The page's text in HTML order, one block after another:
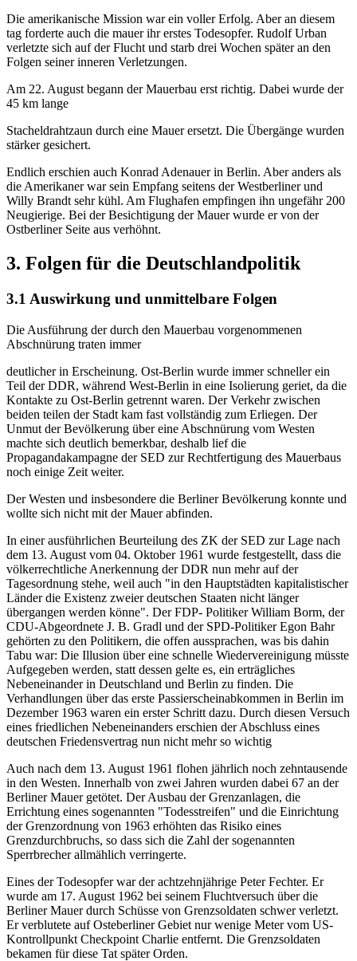
Die amerikanische Mission war ein voller Erfolg. Aber an diesem
tag forderte auch die mauer ihr erstes Todesopfer. Rudolf Urban
verletzte sich auf der Flucht und starb drei Wochen später an den
Folgen seiner inneren Verletzungen.
Am 22. August begann der Mauerbau erst richtig. Dabei wurde der
45 km lange
Stacheldrahtzaun durch eine Mauer ersetzt. Die Übergänge wurden
stärker gesichert.
Endlich erschien auch Konrad Adenauer in Berlin. Aber anders als
die Amerikaner war sein Empfang seitens der Westberliner und
Willy Brandt sehr kühl. Am Flughafen empfingen ihn ungefähr 200
Neugierige. Bei der Besichtigung der Mauer wurde er von der
Ostberliner Seite aus verhöhnt.
3. Folgen für die Deutschlandpolitik
3.1 Auswirkung und unmittelbare Folgen
Die Ausführung der durch den Mauerbau vorgenommenen
Abschnürung traten immer
deutlicher in Erscheinung. Ost-Berlin wurde immer schneller ein
Teil der DDR, während West-Berlin in eine Isolierung geriet, da die
Kontakte zu Ost-Berlin getrennt waren. Der Verkehr zwischen
beiden teilen der Stadt kam fast vollständig zum Erliegen. Der
Unmut der Bevölkerung über eine Abschnürung vom Westen
machte sich deutlich bemerkbar, deshalb lief die
Propagandakampagne der SED zur Rechtfertigung des Mauerbaus
noch einige Zeit weiter.
Der Westen und insbesondere die Berliner Bevölkerung konnte und
wollte sich nicht mit der Mauer abfinden.
In einer ausführlichen Beurteilung des ZK der SED zur Lage nach
dem 13. August vom 04. Oktober 1961 wurde festgestellt, dass die
völkerrechtliche Anerkennung der DDR nun mehr auf der
Tagesordnung stehe, weil auch "in den Hauptstädten kapitalistischer
Länder die Existenz zweier deutschen Staaten nicht länger
übergangen werden könne". Der FDP- Politiker William Borm, der
CDU-Abgeordnete J. B. Gradl und der SPD-Politiker Egon Bahr
gehörten zu den Politikern, die offen aussprachen, was bis dahin
Tabu war: Die Illusion über eine schnelle Wiedervereinigung müsste
Aufgegeben werden, statt dessen gelte es, ein erträgliches
Nebeneinander in Deutschland und Berlin zu finden. Die
Verhandlungen über das erste Passierscheinabkommen in Berlin im
Dezember 1963 waren ein erster Schritt dazu. Durch diesen Versuch
eines friedlichen Nebeneinanders erschien der Abschluss eines
deutschen Friedensvertrag nun nicht mehr so wichtig
Auch nach dem 13. August 1961 flohen jährlich noch zehntausende
in den Westen. Innerhalb von zwei Jahren wurden dabei 67 an der
Berliner Mauer getötet. Der Ausbau der Grenzanlagen, die
Errichtung eines sogenannten "Todesstreifen" und die Einrichtung
der Grenzordnung von 1963 erhöhten das Risiko eines
Grenzdurchbruchs, so dass sich die Zahl der sogenannten
Sperrbrecher allmählich verringerte.
Eines der Todesopfer war der achtzehnjährige Peter Fechter. Er
wurde am 17. August 1962 bei seinem Fluchtversuch über die
Berliner Mauer durch Schüsse von Grenzsoldaten schwer verletzt.
Er verblutete auf Osteberliner Gebiet nur wenige Meter vom US-
Kontrollpunkt Checkpoint Charlie entfernt. Die Grenzsoldaten
bekamen für diese Tat später Orden.